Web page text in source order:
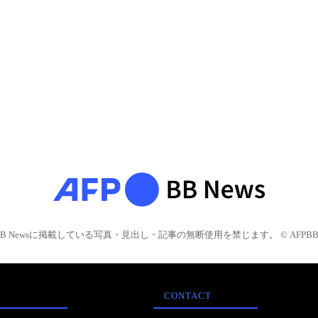
Newsに掲載している写真・見出し・記事の無断使用を禁じます。 © AFPBB
CONTACT